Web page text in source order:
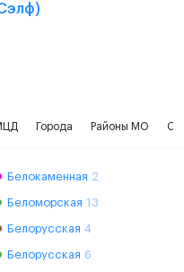
Города Районы МО
Белокаменная 2
Беломорская 13
Белорусская 4
Белорусская 6